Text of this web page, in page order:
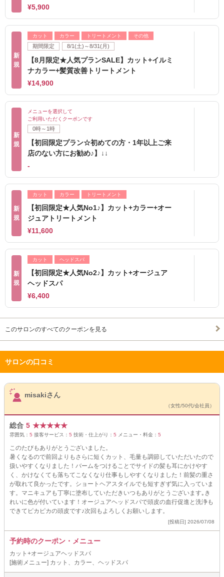
¥5,900
新
規
カット カラー トリートメント その他
期間限定 8/1(土)～8/31(月)
【8月限定★人気プランSALE】カット+イルミ
ナカラー+髪質改善トリートメント
¥14,900
新
規
メニューを選択して
ご利用いただくクーポンです
0時～1時
【初回限定プラン☆初めての方・1年以上ご来
店のない方にお勧め♪】↓↓
-
新
規
カット カラー トリートメント
【初回限定★人気No1♪】カット+カラー+オー
ジュアトリートメント
¥11,600
新
規
カット ヘッドスパ
【初回限定★人気No2♪】カット+オージュア
ヘッドスパ
¥6,400
このサロンのすべてのクーポンを見る
サロンの口コミ
サロンPick Up
misakiさん
（女性/50代/会社員）
総合 5 ★★★★★
雰囲気： 5 接客サービス： 5 技術・仕上がり： 5 メニュー・料金： 5
このたびもありがとうございました。
暑くなるので前回よりもさらに短くカット、毛量も調節していただいたので
扱いやすくなりました！バームをつけることでサイドの髪も耳にかけやす
く、かけなくても落ちてこなくなり仕事もしやすくなりました！前髪の重さ
が取れて良かったです。ショートヘアスタイルでも短すぎず気に入っていま
す。マニキュアも丁寧に塗布していただきいつもありがとうございます｡き
れいに色が付いています！オージュアヘッドスパで頭皮の血行促進と洗浄も
できてピカピカの頭皮です♪次回もよろしくお願いします。
[投稿日] 2026/07/08
予約時のクーポン・メニュー
カット+オージュアヘッドスパ
[施術メニュー] カット、カラー、ヘッドスパ